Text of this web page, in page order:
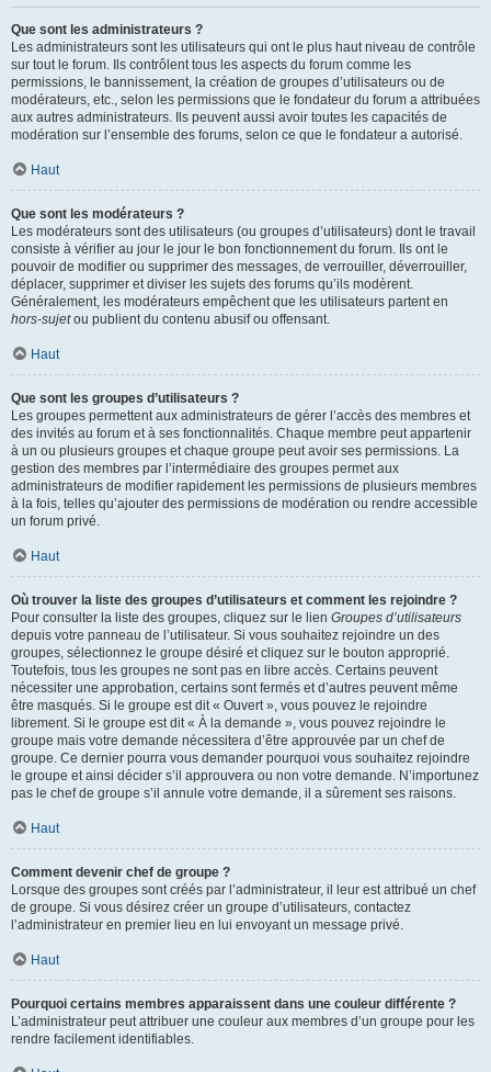
Que sont les administrateurs ?
Les administrateurs sont les utilisateurs qui ont le plus haut niveau de contrôle
sur tout le forum. Ils contrôlent tous les aspects du forum comme les
permissions, le bannissement, la création de groupes d’utilisateurs ou de
modérateurs, etc., selon les permissions que le fondateur du forum a attribuées
aux autres administrateurs. Ils peuvent aussi avoir toutes les capacités de
modération sur l’ensemble des forums, selon ce que le fondateur a autorisé.
Haut
Que sont les modérateurs ?
Les modérateurs sont des utilisateurs (ou groupes d’utilisateurs) dont le travail
consiste à vérifier au jour le jour le bon fonctionnement du forum. Ils ont le
pouvoir de modifier ou supprimer des messages, de verrouiller, déverrouiller,
déplacer, supprimer et diviser les sujets des forums qu’ils modèrent.
Généralement, les modérateurs empêchent que les utilisateurs partent en
hors-sujetou publient du contenu abusif ou offensant.
Haut
Que sont les groupes d’utilisateurs ?
Les groupes permettent aux administrateurs de gérer l’accès des membres et
des invités au forum et à ses fonctionnalités. Chaque membre peut appartenir
à un ou plusieurs groupes et chaque groupe peut avoir ses permissions. La
gestion des membres par l’intermédiaire des groupes permet aux
administrateurs de modifier rapidement les permissions de plusieurs membres
à la fois, telles qu’ajouter des permissions de modération ou rendre accessible
un forum privé.
Haut
Où trouver la liste des groupes d’utilisateurs et comment les rejoindre ?
Pour consulter la liste des groupes, cliquez sur le lien Groupes d’utilisateurs
depuis votre panneau de l’utilisateur. Si vous souhaitez rejoindre un des
groupes, sélectionnez le groupe désiré et cliquez sur le bouton approprié.
Toutefois, tous les groupes ne sont pas en libre accès. Certains peuvent
nécessiter une approbation, certains sont fermés et d’autres peuvent même
être masqués. Si le groupe est dit « Ouvert », vous pouvez le rejoindre
librement. Si le groupe est dit « À la demande », vous pouvez rejoindre le
groupe mais votre demande nécessitera d’être approuvée par un chef de
groupe. Ce dernier pourra vous demander pourquoi vous souhaitez rejoindre
le groupe et ainsi décider s’il approuvera ou non votre demande. N’importunez
pas le chef de groupe s’il annule votre demande, il a sûrement ses raisons.
Haut
Comment devenir chef de groupe ?
Lorsque des groupes sont créés par l’administrateur, il leur est attribué un chef
de groupe. Si vous désirez créer un groupe d’utilisateurs, contactez
l’administrateur en premier lieu en lui envoyant un message privé.
Haut
Pourquoi certains membres apparaissent dans une couleur différente ?
L’administrateur peut attribuer une couleur aux membres d’un groupe pour les
rendre facilement identifiables.